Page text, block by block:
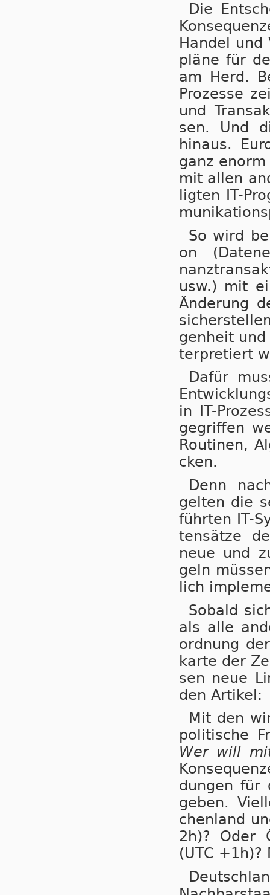
Die
Han­del
plä­ne für
am Herd.
Pro­zes­se
und
sen. Und
hinaus.
ganz
mit allen
lig­ten IT-
So wird
on
usw.) mit
Än­de­rung
gen­heit
ter­pre­tiert
Dafür
in IT-
ge­grif­fen
Rou­ti­nen,
cken.
Denn
gel­ten die
führ­ten IT-
ten­sät­ze
neue und
geln
lich
Sobald
als alle
ord­nung
kar­te der
sen neue
den Artikel:
Mit den
po­li­ti­sche
Wer will
dungen für
ge­ben.
chen­land
2h)? Oder
(UTC +1h)?